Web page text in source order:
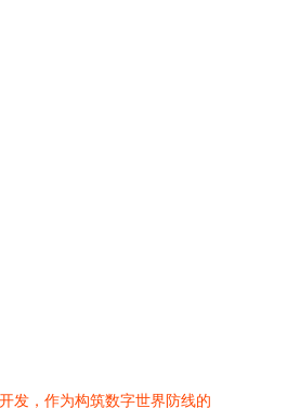
发，作为构筑数字世界防线的